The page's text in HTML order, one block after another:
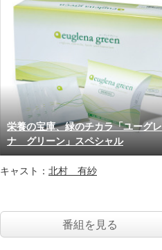
栄養の宝庫、緑のチカラ「ユーグレ
ナ グリーン」スペシャル
キャスト： 北村 有紗
番組を見る